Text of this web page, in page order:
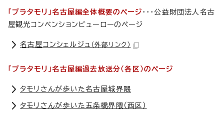
「ブラタモリ」名古屋編全体概要のページ ・・・公益財団法人名古
屋観光コンベンションビューローのページ
名古屋コンシェルジュ （外部リンク）
「ブラタモリ」名古屋編過去放送分（各区）のページ
タモリさんが歩いた名古屋城界隈
タモリさんが歩いた五条橋界隈（西区）